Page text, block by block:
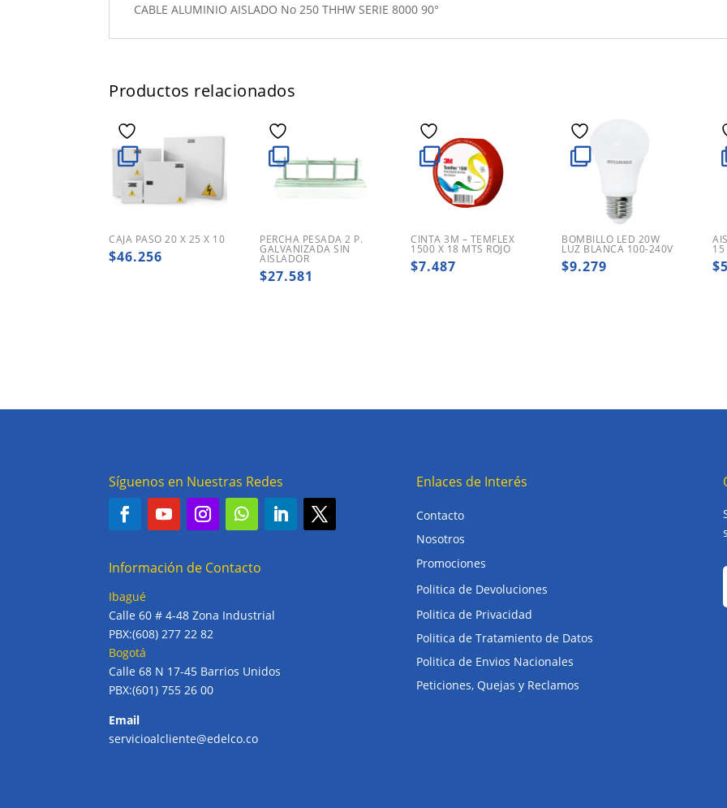
CABLE ALUMINIO AISLADO No 250 THHW SERIE 8000 90°
Productos relacionados
CAJA PASO 20 X 25 X 10
$46.256
PERCHA PESADA 2 P.
GALVANIZADA SIN
AISLADOR
$27.581
CINTA 3M – TEMFLEX
1500 X 18 MTS ROJO
$7.487
BOMBILLO LED 20W
LUZ BLANCA 100-240V
$9.279
15
$
Síguenos en Nuestras Redes
Información de Contacto
Ibagué
Calle 60 # 4-48 Zona Industrial
PBX:(608) 277 22 82
Bogotá
Calle 68 N 17-45 Barrios Unidos
PBX:(601) 755 26 00
Email
servicioalcliente@edelco.co
Enlaces de Interés
Contacto
Nosotros
Promociones
Politica de Devoluciones
Politica de Privacidad
Politica de Tratamiento de Datos
Politica de Envios Nacionales
Peticiones, Quejas y Reclamos